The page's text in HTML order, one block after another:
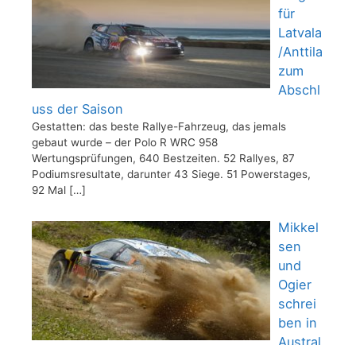
für
Latvala
/Anttila
zum
Abschl
uss der Saison
Gestatten: das beste Rallye-Fahrzeug, das jemals
gebaut wurde – der Polo R WRC 958
Wertungsprüfungen, 640 Bestzeiten. 52 Rallyes, 87
Podiumsresultate, darunter 43 Siege. 51 Powerstages,
92 Mal […]
Mikkel
sen
und
Ogier
schrei
ben in